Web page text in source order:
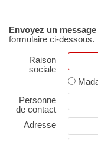
Envoyez un message
formulaire ci-dessous.
Raison
sociale
Personne
de contact
Adresse